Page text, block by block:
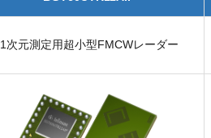
1次元測定用超小型FMCWレーダー